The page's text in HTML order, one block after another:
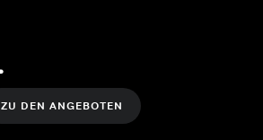
ZU DEN ANGEBOTEN